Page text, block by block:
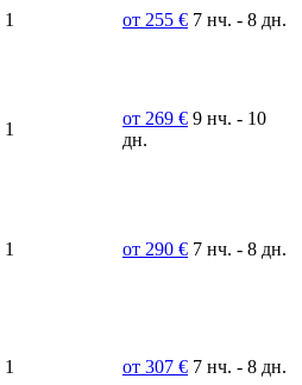
1 от 255 € 7 нч. - 8 дн.
1
от 269 € 9 нч. - 10
дн.
1 от 290 € 7 нч. - 8 дн.
1 от 307 € 7 нч. - 8 дн.